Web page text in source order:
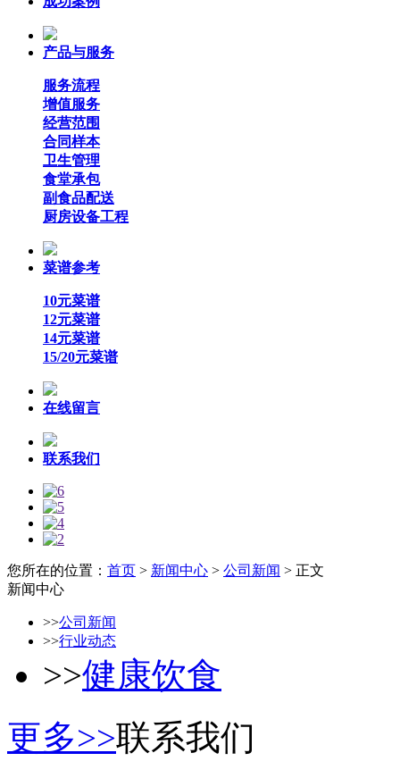
产品与服务
服务流程
增值服务
经营范围
合同样本
卫生管理
食堂承包
副食品配送
厨房设备工程
菜谱参考
10元菜谱
12元菜谱
14元菜谱
15/20元菜谱
在线留言
联系我们
您所在的位置： 首页 > 新闻中心 > 公司新闻 > 正文
新闻中心
>>公司新闻
>>行业动态
>>健康饮食
更多>>联系我们